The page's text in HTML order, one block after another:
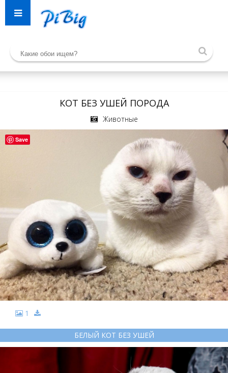
КОТ БЕЗ УШЕЙ ПОРОДА
Животные
1
БЕЛЫЙ КОТ БЕЗ УШЕЙ
Save